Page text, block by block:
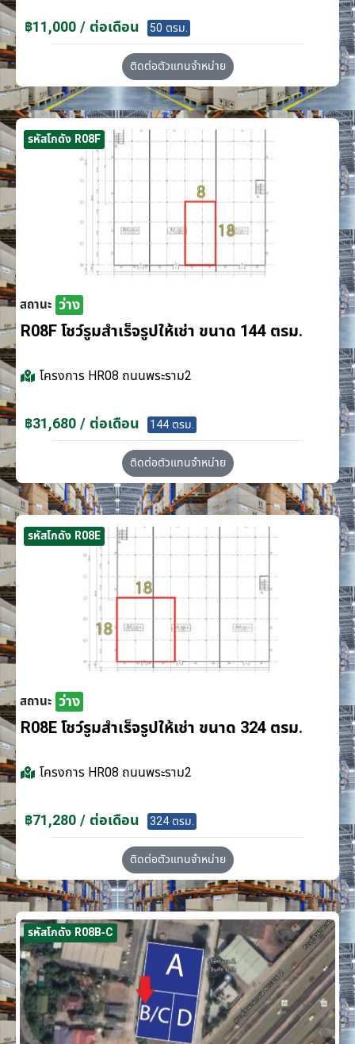
฿11,000 / ต่อเดือน 50 ตรม.
ติดต่อตัวแทนจำหน่าย
รหัสโกดัง R08F
สถานะ ว่าง
R08F โชว์รูมสำเร็จรูปให้เช่า ขนาด 144 ตรม.
โครงการ HR08 ถนนพระราม2
฿31,680 / ต่อเดือน 144 ตรม.
ติดต่อตัวแทนจำหน่าย
รหัสโกดัง R08E
สถานะ ว่าง
R08E โชว์รูมสำเร็จรูปให้เช่า ขนาด 324 ตรม.
โครงการ HR08 ถนนพระราม2
฿71,280 / ต่อเดือน 324 ตรม.
ติดต่อตัวแทนจำหน่าย
รหัสโกดัง R08B-C